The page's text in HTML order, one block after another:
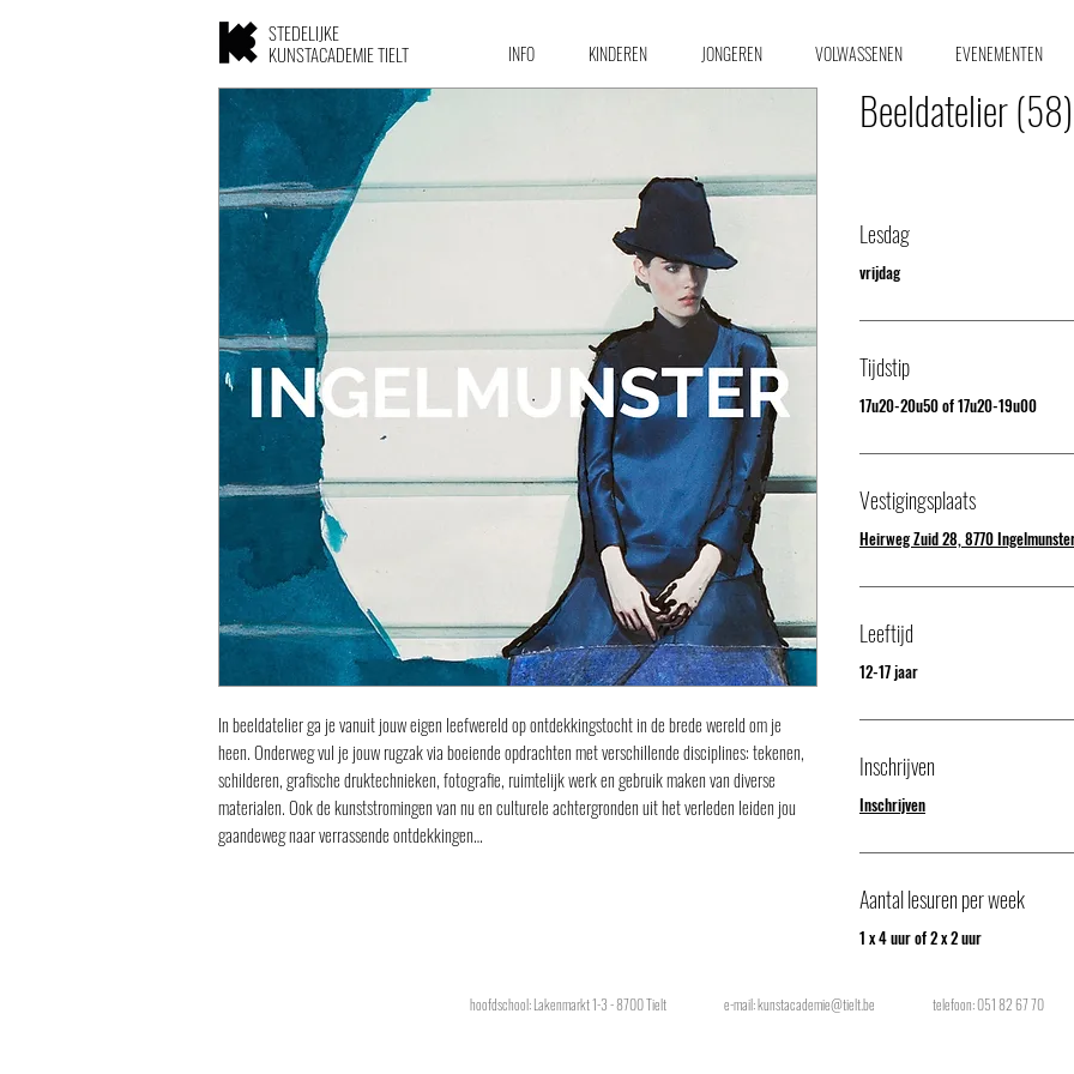
STEDELIJKE
KUNSTACADEMIE TIELT
INFO KINDEREN JONGEREN VOLWASSENEN EVENEMENTEN
In beeldatelier ga je vanuit jouw eigen leefwereld op ontdekkingstocht in de brede wereld om je
heen. Onderweg vul je jouw rugzak via boeiende opdrachten met verschillende disciplines: tekenen,
schilderen, grafische druktechnieken, fotografie, ruimtelijk werk en gebruik maken van diverse
materialen. Ook de kunststromingen van nu en culturele achtergronden uit het verleden leiden jou
gaandeweg naar verrassende ontdekkingen…
Beeldatelier (58)
Lesdag
vrijdag
Tijdstip
17u20-20u50 of 17u20-19u00
Vestigingsplaats
Heirweg Zuid 28, 8770
Leeftijd
12-17 jaar
Inschrijven
Inschrijven
Aantal lesuren per week
1 x 4 uur of 2 x 2 uur
hoofdschool:Lakenmarkt 1-3 - 8700 Tielt e-mail:kunstacademie@tielt.be telefoon: 051 82 67 70